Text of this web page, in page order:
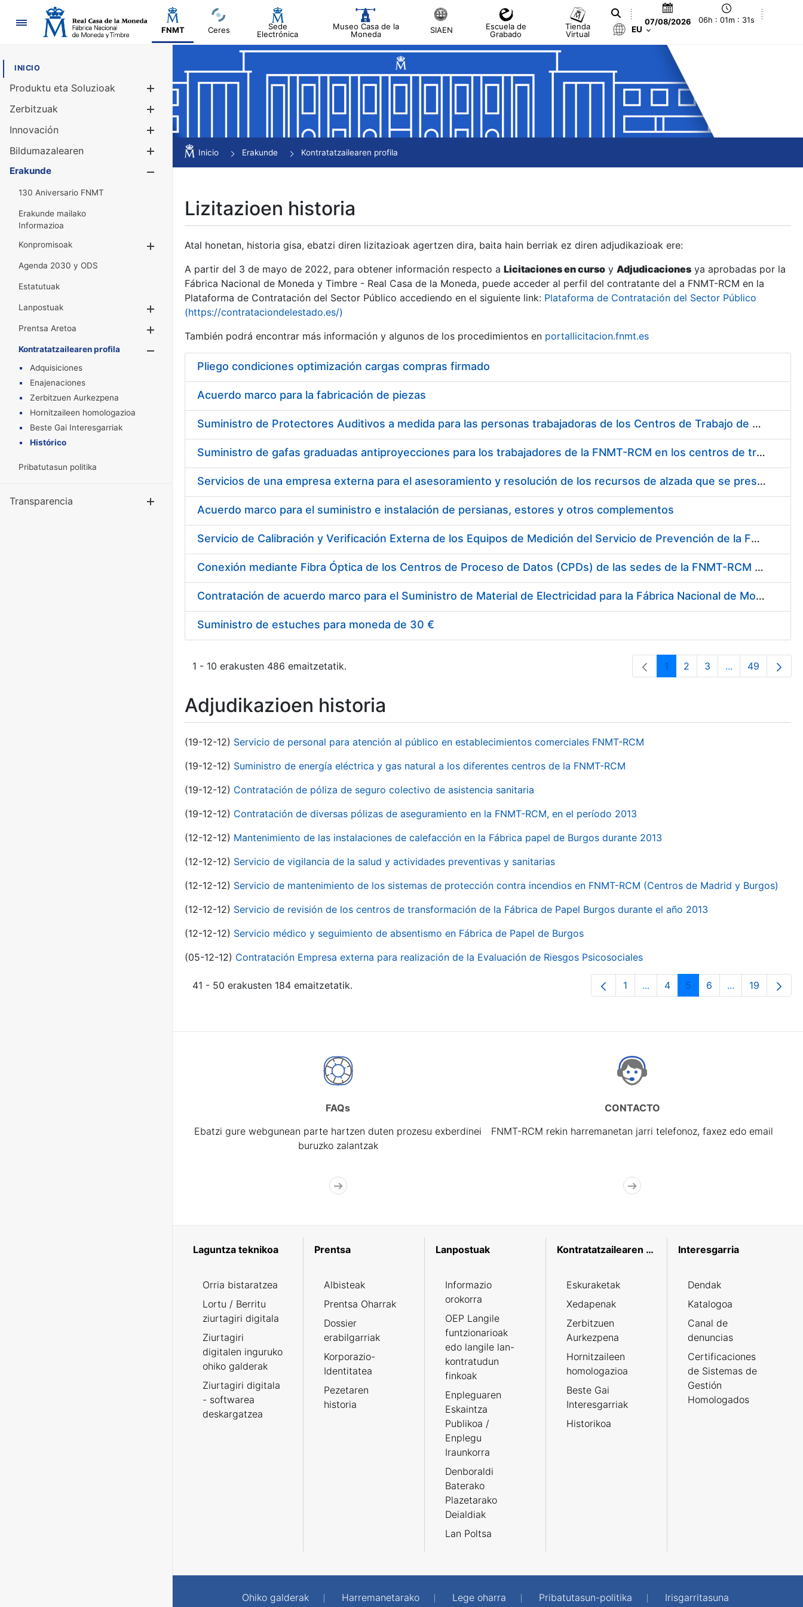
Nabigazioa
FNMT Ceres
Sede
Electrónica
Museo Casa de la
Moneda
SIAEN
Escuela de
Grabado
Tienda
Virtual
07/08/2026 06h : 01m : 32s
EU
INICIO
Produktu eta Soluzioak
Erakutsi/Ezkutatu
Zerbitzuak
Innovación
Bildumazalearen
Erakutsi/Ezkutatu
Erakunde
130 Aniversario FNMT
Erakunde mailako
Informazioa
Konpromisoak
Erakutsi/Ezkutatu
Agenda 2030 y ODS
Estatutuak
Lanpostuak
Erakutsi/Ezkutatu
Prentsa Aretoa
Erakutsi/Ezkutatu
Kontratatzailearen profila
Erakutsi/Ezkutatu
Adquisiciones
Enajenaciones
Zerbitzuen Aurkezpena
Hornitzaileen homologazioa
Beste Gai Interesgarriak
Histórico
Pribatutasun politika
Transparencia Erakutsi/Ezkutatu
Inicio Erakunde Kontratatzailearen profila
Lizitazioen historia
Atal honetan, historia gisa, ebatzi diren lizitazioak agertzen dira, baita hain berriak ez diren adjudikazioak ere:
A partir del 3 de mayo de 2022, para obtener información respecto a Licitaciones en curso y Adjudicaciones ya aprobadas por la
Fábrica Nacional de Moneda y Timbre - Real Casa de la Moneda, puede acceder al perfil del contratante del a FNMT-RCM en la
Plataforma de Contratación del Sector Público accediendo en el siguiente link: Plataforma de Contratación del Sector Público
(https://contrataciondelestado.es/)
También podrá encontrar más información y algunos de los procedimientos en portallicitacion.fnmt.es
Pliego condiciones optimización cargas compras firmado
Acuerdo marco para la fabricación de piezas
Suministro de Protectores Auditivos a medida para las personas trabajadoras de los Centros de Trabajo de Madrid y Burgos
Suministro de gafas graduadas antiproyecciones para los trabajadores de la FNMT-RCM en los centros de trabajo de Madrid y Burgos
Servicios de una empresa externa para el asesoramiento y resolución de los recursos de alzada que se presentan relacionados con procesos de selección para la FNMT-RCM
Acuerdo marco para el suministro e instalación de persianas, estores y otros complementos
Servicio de Calibración y Verificación Externa de los Equipos de Medición del Servicio de Prevención de la FNMT-RCM
Conexión mediante Fibra Óptica de los Centros de Proceso de Datos (CPDs) de las sedes de la FNMT-RCM de Burgos y Madrid
Contratación de acuerdo marco para el Suministro de Material de Electricidad para la Fábrica Nacional de Moneda y Timbre-Real Casa de la Moneda en su centro de trabajo de Burgos
Suministro de estuches para moneda de 30 €
1 - 10 erakusten 486 emaitzetatik. Orrialdea
1 Orrialdea
2 Orrialdea
3 ...Intermediate
Orrialdea
49
Adjudikazioen historia
(19-12-12) Servicio de personal para atención al público en establecimientos comerciales FNMT-RCM
(19-12-12) Suministro de energía eléctrica y gas natural a los diferentes centros de la FNMT-RCM
(19-12-12) Contratación de póliza de seguro colectivo de asistencia sanitaria
(19-12-12) Contratación de diversas pólizas de aseguramiento en la FNMT-RCM, en el período 2013
(12-12-12) Mantenimiento de las instalaciones de calefacción en la Fábrica papel de Burgos durante 2013
(12-12-12) Servicio de vigilancia de la salud y actividades preventivas y sanitarias
(12-12-12) Servicio de mantenimiento de los sistemas de protección contra incendios en FNMT-RCM (Centros de Madrid y Burgos)
(12-12-12) Servicio de revisión de los centros de transformación de la Fábrica de Papel Burgos durante el año 2013
(12-12-12) Servicio médico y seguimiento de absentismo en Fábrica de Papel de Burgos
(05-12-12) Contratación Empresa externa para realización de la Evaluación de Riesgos Psicosociales
41 - 50 erakusten 184 emaitzetatik. Orrialdea
1 ...Intermediate Pages Use TAB to
Orrialdea
4 Orrialdea
5 Orrialdea
6 ...Intermediate
Orrialdea
19
FAQs
Ebatzi gure webgunean parte hartzen duten prozesu exberdinei
buruzko zalantzak
CONTACTO
FNMT-RCM rekin harremanetan jarri telefonoz, faxez edo email
Laguntza teknikoa
Orria bistaratzea
Lortu / Berritu
ziurtagiri digitala
Ziurtagiri
digitalen inguruko
ohiko galderak
Ziurtagiri digitala
- softwarea
deskargatzea
Prentsa
Albisteak
Prentsa Oharrak
Dossier
erabilgarriak
Korporazio-
Identitatea
Pezetaren
historia
Lanpostuak
Informazio
orokorra
OEP Langile
funtzionarioak
edo langile lan-
kontratudun
finkoak
Enpleguaren
Eskaintza
Publikoa /
Enplegu
Iraunkorra
Denboraldi
Baterako
Plazetarako
Deialdiak
Lan Poltsa
Kontratatzailearen profila
Eskuraketak
Xedapenak
Zerbitzuen
Aurkezpena
Hornitzaileen
homologazioa
Beste Gai
Interesgarriak
Historikoa
Interesgarria
Dendak
Katalogoa
Canal de
denuncias
Certificaciones
de Sistemas de
Gestión
Homologados
Ohiko galderak Harremanetarako Lege oharra Pribatutasun-politika Irisgarritasuna